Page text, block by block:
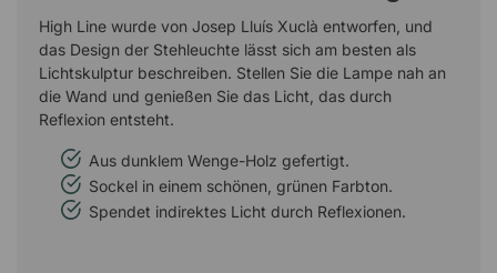
High Line wurde von Josep Lluís Xuclà entworfen, und
das Design der Stehleuchte lässt sich am besten als
Lichtskulptur beschreiben. Stellen Sie die Lampe nah an
die Wand und genießen Sie das Licht, das durch
Reflexion entsteht.
Aus dunklem Wenge-Holz gefertigt.
Sockel in einem schönen, grünen Farbton.
Spendet indirektes Licht durch Reflexionen.